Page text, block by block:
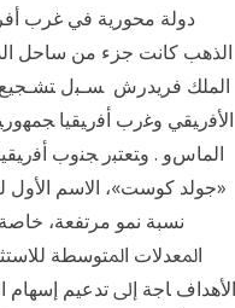
دولة محورية في غرب
الملك فريدرش ﺴـﺒل ﺘﺸـﺠﻴﻊ
ﺍﻷﻓﺭﻴﻘﻲ ﻭﻏﺭﺏ ﺃﻓﺭﻴﻘﻴﺎ
«جولد كوست»، الاسم الأول
ﺍﳌﻌﺪﻻﺕ ﺍﳌﺘﻮﺳﻄﺔ